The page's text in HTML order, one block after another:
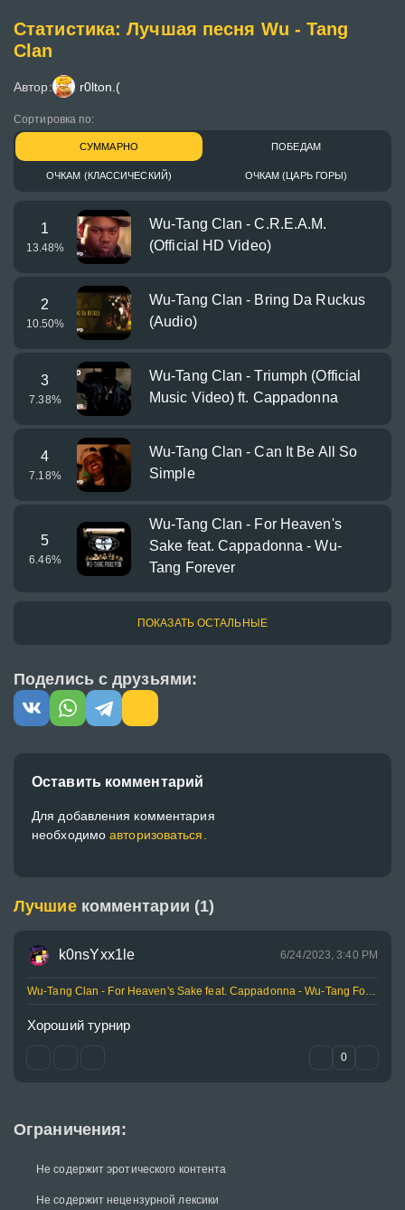
Статистика: Лучшая песня Wu - Tang
Clan
Автор: r0lton.(
Сортировка по:
СУММАРНО ПОБЕДАМ
ОЧКАМ (КЛАССИЧЕСКИЙ) ОЧКАМ (ЦАРЬ ГОРЫ)
1
13.48%
Wu-Tang Clan - C.R.E.A.M.
(Official HD Video)
2
10.50%
Wu-Tang Clan - Bring Da Ruckus
(Audio)
3
7.38%
Wu-Tang Clan - Triumph (Official
Music Video) ft. Cappadonna
4
7.18%
Wu-Tang Clan - Can It Be All So
Simple
5
6.46%
Wu-Tang Clan - For Heaven's
Sake feat. Cappadonna - Wu-
Tang Forever
ПОКАЗАТЬ ОСТАЛЬНЫЕ
Поделись с друзьями:
Ограничения:
Не содержит эротического контента
Не содержит нецензурной лексики
Оставить комментарий
Для добавления комментария
необходимоавторизоваться.
Лучшие комментарии (1)
k0nsYxx1le 6/24/2023, 3:40 PM
Wu-Tang Clan - For Heaven's Sake feat. Cappadonna - Wu-Tang Forever
Хороший турнир
0